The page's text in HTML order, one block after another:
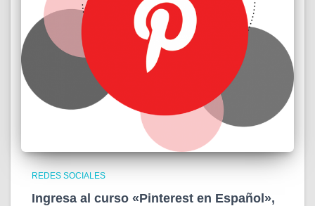
REDES SOCIALES
Ingresa al curso «Pinterest en Español»,